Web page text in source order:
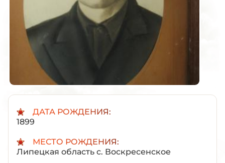
ДАТА РОЖДЕНИЯ:
1899
МЕСТО РОЖДЕНИЯ:
Липецкая область с. Воскресенское